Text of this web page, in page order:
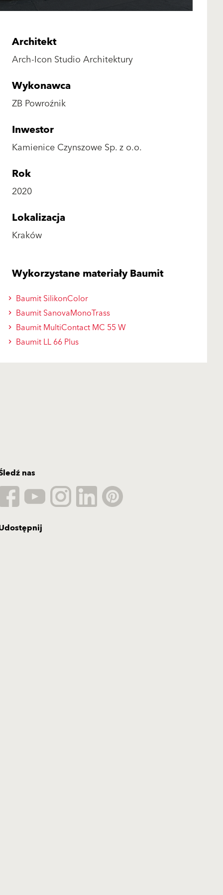
Architekt
Arch-Icon Studio Architektury
Wykonawca
ZB Powroźnik
Inwestor
Kamienice Czynszowe Sp. z o.o.
Rok
2020
Lokalizacja
Kraków
Wykorzystane materiały Baumit
Baumit SilikonColor
Baumit SanovaMonoTrass
Baumit MultiContact MC 55 W
Baumit LL 66 Plus
nas